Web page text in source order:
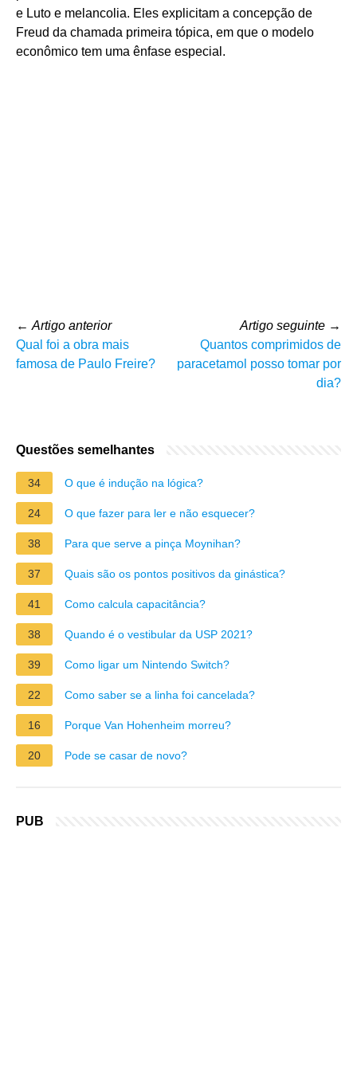
e Luto e melancolia. Eles explicitam a concepção de
Freud da chamada primeira tópica, em que o modelo
econômico tem uma ênfase especial.
← Artigo anterior
Qual foi a obra mais
famosa de Paulo Freire?
Artigo seguinte →
Quantos comprimidos de
paracetamol posso tomar por
dia?
Questões semelhantes
34 O que é indução na lógica?
24 O que fazer para ler e não esquecer?
38 Para que serve a pinça Moynihan?
37 Quais são os pontos positivos da ginástica?
41 Como calcula capacitância?
38 Quando é o vestibular da USP 2021?
39 Como ligar um Nintendo Switch?
22 Como saber se a linha foi cancelada?
16 Porque Van Hohenheim morreu?
20 Pode se casar de novo?
PUB